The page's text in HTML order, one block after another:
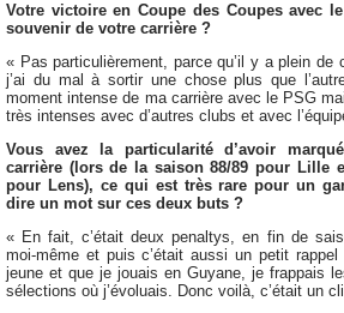
Votre victoire en Coupe des Coupes avec
souvenir de votre carrière ?
« Pas particulièrement, parce qu’il y a plein de
j’ai du mal à sortir une chose plus que
moment intense de ma carrière avec le PSG
très intenses avec d’autres clubs et avec
Vous avez la particularité d’avoir
carrière (lors de la saison 88/89 pour Lille
pour Lens), ce qui est très rare pour un
dire un mot sur ces deux buts ?
« En fait, c’était deux penaltys, en fin de
moi-même et puis c’était aussi un petit rappel
jeune et que je jouais en Guyane, je frappais
sélections où j’évoluais. Donc voilà, c’était un